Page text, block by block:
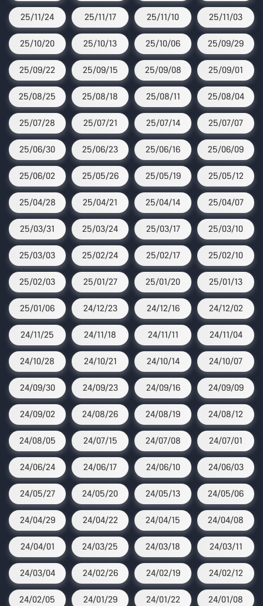
25/11/24 25/11/17 25/11/10 25/11/03
25/10/20 25/10/13 25/10/06 25/09/29
25/09/22 25/09/15 25/09/08 25/09/01
25/08/25 25/08/18 25/08/11 25/08/04
25/07/28 25/07/21 25/07/14 25/07/07
25/06/30 25/06/23 25/06/16 25/06/09
25/06/02 25/05/26 25/05/19 25/05/12
25/04/28 25/04/21 25/04/14 25/04/07
25/03/31 25/03/24 25/03/17 25/03/10
25/03/03 25/02/24 25/02/17 25/02/10
25/02/03 25/01/27 25/01/20 25/01/13
25/01/06 24/12/23 24/12/16 24/12/02
24/11/25 24/11/18 24/11/11 24/11/04
24/10/28 24/10/21 24/10/14 24/10/07
24/09/30 24/09/23 24/09/16 24/09/09
24/09/02 24/08/26 24/08/19 24/08/12
24/08/05 24/07/15 24/07/08 24/07/01
24/06/24 24/06/17 24/06/10 24/06/03
24/05/27 24/05/20 24/05/13 24/05/06
24/04/29 24/04/22 24/04/15 24/04/08
24/04/01 24/03/25 24/03/18 24/03/11
24/03/04 24/02/26 24/02/19 24/02/12
24/02/05 24/01/29 24/01/22 24/01/08